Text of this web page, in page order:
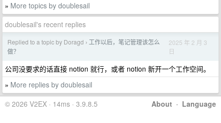
» More topics by doublesail
doublesail's recent replies
Replied to a topic by Doragd › 工作以后，笔记管理该怎么
做？
2025 年 2 月 3
日
公司没要求的话直接 notion 就行，或者 notion 新开一个工作空间。
» More replies by doublesail
About · Language
© 2026 V2EX · 14ms · 3.9.8.5